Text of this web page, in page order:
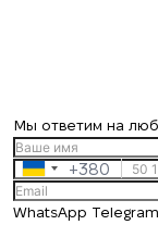
Мы ответим на
Ukraine
+380
+380
WhatsApp Telegram